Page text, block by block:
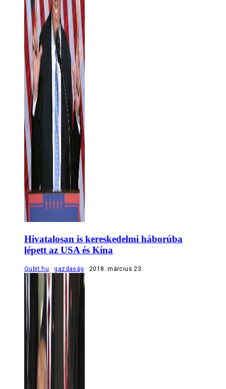
Hivatalosan is kereskedelmi háborúba
lépett az USA és Kína
Qubit.hu gazdaság 2018. március 23.